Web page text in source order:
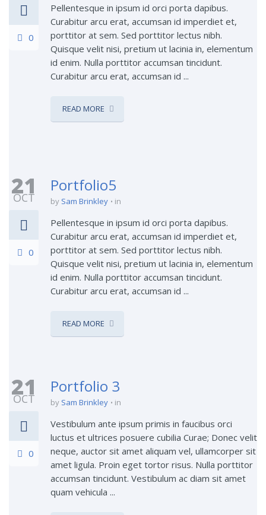
0
Pellentesque in ipsum id orci porta dapibus.
Curabitur arcu erat, accumsan id imperdiet et,
porttitor at sem. Sed porttitor lectus nibh.
Quisque velit nisi, pretium ut lacinia in, elementum
id enim. Nulla porttitor accumsan tincidunt.
Curabitur arcu erat, accumsan id ...
READ MORE
21
OCT
0
Portfolio5
by Sam Brinkley in
Pellentesque in ipsum id orci porta dapibus.
Curabitur arcu erat, accumsan id imperdiet et,
porttitor at sem. Sed porttitor lectus nibh.
Quisque velit nisi, pretium ut lacinia in, elementum
id enim. Nulla porttitor accumsan tincidunt.
Curabitur arcu erat, accumsan id ...
READ MORE
21
OCT
0
Portfolio 3
by Sam Brinkley in
Vestibulum ante ipsum primis in faucibus orci
luctus et ultrices posuere cubilia Curae; Donec velit
neque, auctor sit amet aliquam vel, ullamcorper sit
amet ligula. Proin eget tortor risus. Nulla porttitor
accumsan tincidunt. Vestibulum ac diam sit amet
quam vehicula ...